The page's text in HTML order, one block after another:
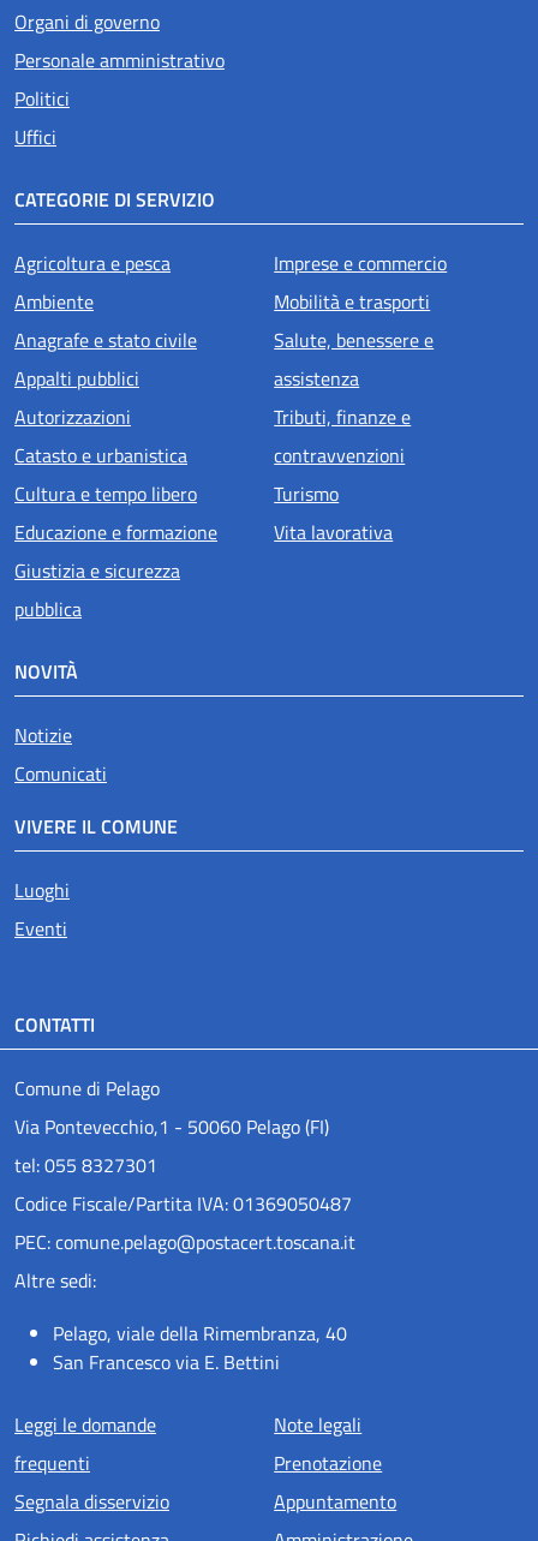
Organi di governo
Personale amministrativo
Politici
Uffici
CATEGORIE DI SERVIZIO
Agricoltura e pesca
Ambiente
Anagrafe e stato civile
Appalti pubblici
Autorizzazioni
Catasto e urbanistica
Cultura e tempo libero
Educazione e formazione
Giustizia e sicurezza
pubblica
Imprese e commercio
Mobilità e trasporti
Salute, benessere e
assistenza
Tributi, finanze e
contravvenzioni
Turismo
Vita lavorativa
NOVITÀ
Notizie
Comunicati
VIVERE IL COMUNE
Luoghi
Eventi
CONTATTI
Comune di Pelago
Via Pontevecchio,1 - 50060 Pelago (FI)
tel: 055 8327301
Codice Fiscale/Partita IVA: 01369050487
PEC: comune.pelago@postacert.toscana.it
Altre sedi:
Pelago, viale della Rimembranza, 40
San Francesco via E. Bettini
Menu piè di pagina
Leggi le domande
frequenti
Segnala disservizio
Note legali
Prenotazione
Appuntamento